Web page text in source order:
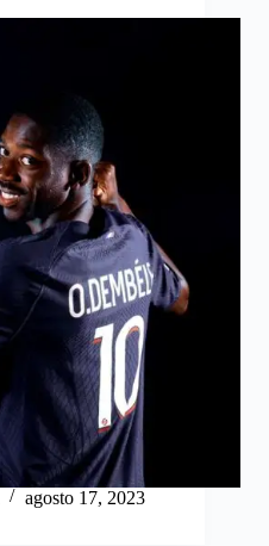
agosto 17, 2023